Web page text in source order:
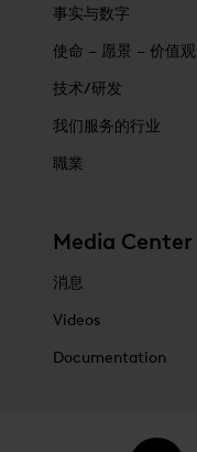
事实与数字
使命 – 愿景 – 价值观
技术/研发
我们服务的行业
職業
Media Center
消息
Videos
Documentation